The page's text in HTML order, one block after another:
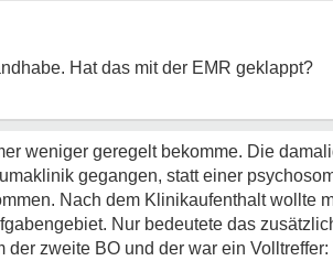
Hat das mit der EMR geklappt?
weniger geregelt bekomme. Die
gegangen, statt einer
Nach dem Klinikaufenthalt wollte
Nur bedeutete das
zweite BO und der war ein